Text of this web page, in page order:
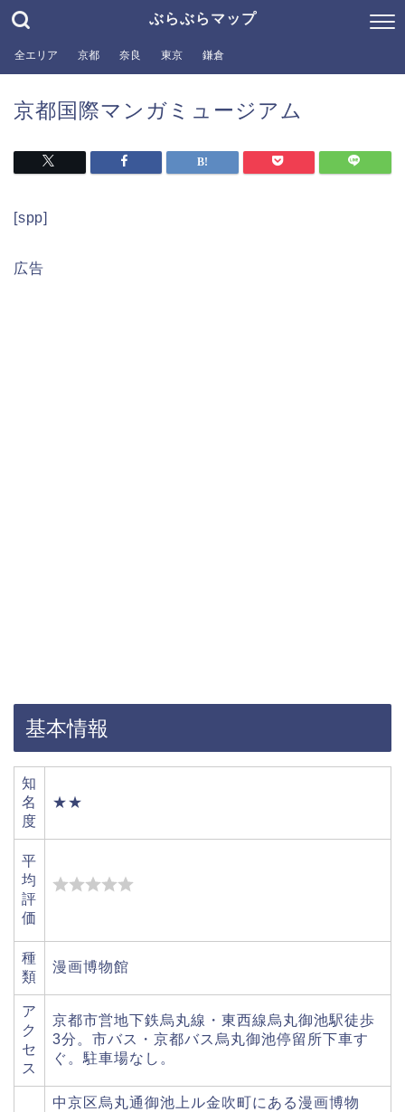
ぶらぶらマップ
全エリア 京都 奈良 東京 鎌倉
京都国際マンガミュージアム
[spp]
広告
基本情報
知
名
度
★★
平
均
評
価
種
類
漫画博物館
ア
ク
セ
ス
京都市営地下鉄烏丸線・東西線烏丸御池駅徒歩
3分。市バス・京都バス烏丸御池停留所下車す
ぐ。駐車場なし。
中京区烏丸通御池上ル金吹町にある漫画博物